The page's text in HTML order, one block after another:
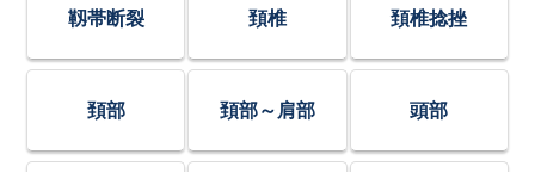
靱帯断裂 頚椎 頚椎捻挫
頚部 頚部～肩部 頭部